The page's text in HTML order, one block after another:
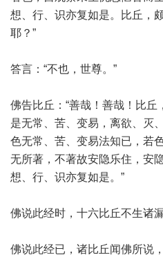
想、行、识亦复如是。比丘，
耶？”
答言：“不也，世尊。”
佛告比丘：“善哉！善哉！比
是无常、苦、变易，离欲、灭
色无常、苦、变易法知已，若
无所著，不著故安隐乐住，安
想、行、识亦复如是。”
佛说此经时，十六比丘不生诸
佛说此经已，诸比丘闻佛所说